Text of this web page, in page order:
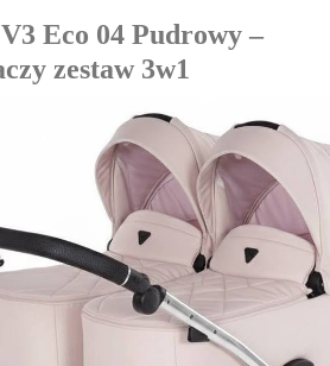
Eco 04 Pudrowy –
zestaw 3w1